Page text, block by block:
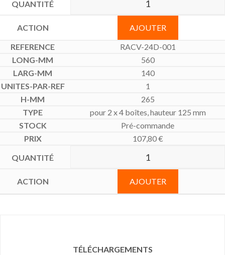
AJOUTER
RACV-24D-001
560
140
1
265
pour 2 x 4 boîtes, hauteur 125 mm
Pré-commande
107,80€
AJOUTER
TÉLÉCHARGEMENTS